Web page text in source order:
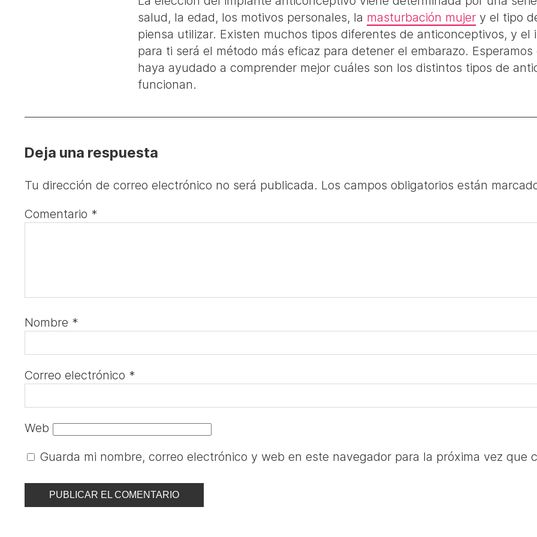
salud, la edad, los motivos personales, la masturbación mujer y el tipo
piensa utilizar. Existen muchos tipos diferentes de anticonceptivos, y el
para ti será el método más eficaz para detener el embarazo.
haya ayudado a comprender mejor cuáles son los distintos tipos de
funcionan.
Deja una respuesta
Tu dirección de correo electrónico no será publicada. Los campos obligatorios están
Comentario *
Nombre *
Correo electrónico *
Web
Guarda mi nombre, correo electrónico y web en este navegador para la próxima vez que